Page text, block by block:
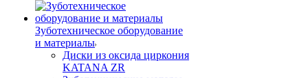
Зуботехническое оборудование
и материалы
Диски из оксида циркония
KATANA ZR